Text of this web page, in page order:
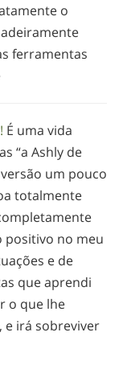
o
ferramentas
É uma vida
“a Ashly de
um pouco
totalmente
positivo no meu
e de
que aprendi
o que lhe
e irá sobreviver